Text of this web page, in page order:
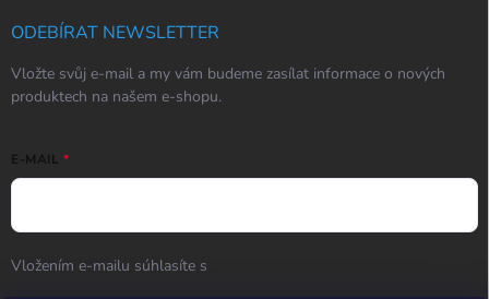
ODEBÍRAT NEWSLETTER
Vložte svůj e-mail a my vám budeme zasílat informace o nových
produktech na našem e-shopu.
E-MAIL
Vložením e-mailu súhlasíte s